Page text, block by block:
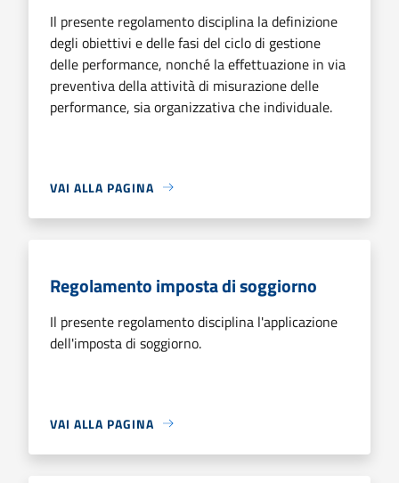
Il presente regolamento disciplina la definizione
degli obiettivi e delle fasi del ciclo di gestione
delle performance, nonché la effettuazione in via
preventiva della attività di misurazione delle
performance, sia organizzativa che individuale.
VAI ALLA PAGINA
Regolamento imposta di soggiorno
Il presente regolamento disciplina l'applicazione
dell'imposta di soggiorno.
VAI ALLA PAGINA